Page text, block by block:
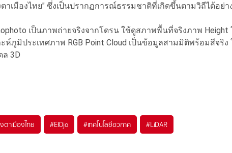
ตาเมืองไทย" ซึ่งเป็นปรากฏการณ์ธรรมชาติที่เกิดขึ้นตามวิถีได้อย่
เป็นภาพถ่ายจริงจากโดรน ใช้ดูสภาพพื้นที่จริงภาพ
ห์ภูมิประเทศภาพ RGB Point Cloud เป็นข้อมูลสามมิติพร้อมสีจริง
ล 3D
ตาเมืองไทย #ElOjo #เทคโนโลยีอวกาศ #LiDAR